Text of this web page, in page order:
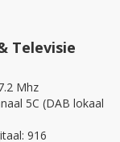
Televisie
Mhz
5C (DAB lokaal
916